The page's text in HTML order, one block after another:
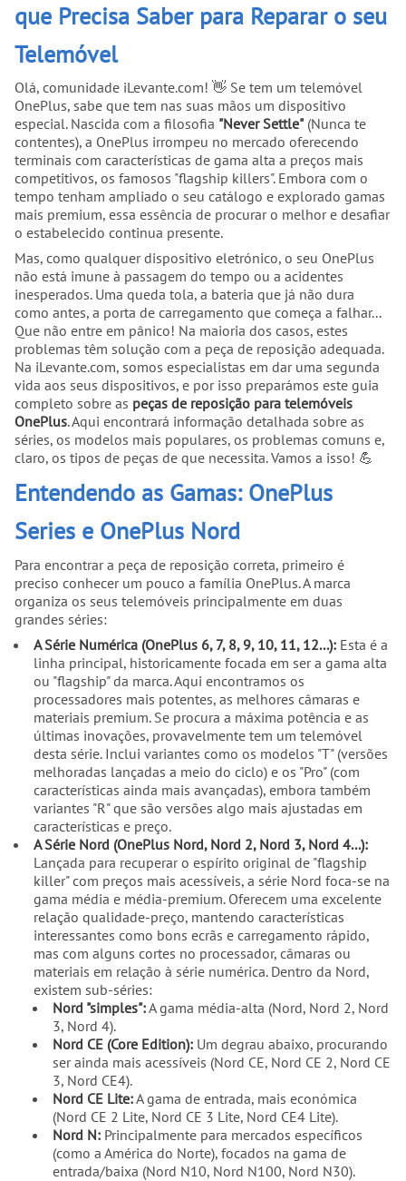
que Precisa Saber para Reparar o seu
Telemóvel
Olá, comunidade iLevante.com! 👋 Se tem um telemóvel
OnePlus, sabe que tem nas suas mãos um dispositivo
especial. Nascida com a filosofia "Never Settle"(Nunca te
contentes), a OnePlus irrompeu no mercado oferecendo
terminais com características de gama alta a preços mais
competitivos, os famosos "flagship killers". Embora com o
tempo tenham ampliado o seu catálogo e explorado gamas
mais premium, essa essência de procurar o melhor e desafiar
o estabelecido continua presente.
Mas, como qualquer dispositivo eletrónico, o seu OnePlus
não está imune à passagem do tempo ou a acidentes
inesperados. Uma queda tola, a bateria que já não dura
como antes, a porta de carregamento que começa a falhar...
Que não entre em pânico! Na maioria dos casos, estes
problemas têm solução com a peça de reposição adequada.
Na iLevante.com, somos especialistas em dar uma segunda
vida aos seus dispositivos, e por isso preparámos este guia
completo sobre as peças de reposição para telemóveis
OnePlus. Aqui encontrará informação detalhada sobre as
séries, os modelos mais populares, os problemas comuns e,
claro, os tipos de peças de que necessita. Vamos a isso! 💪
Entendendo as Gamas: OnePlus
Series e OnePlus Nord
Para encontrar a peça de reposição correta, primeiro é
preciso conhecer um pouco a família OnePlus. A marca
organiza os seus telemóveis principalmente em duas
grandes séries:
A Série Numérica (OnePlus 6, 7, 8, 9, 10, 11, 12...):Esta é a
linha principal, historicamente focada em ser a gama alta
ou "flagship" da marca. Aqui encontramos os
processadores mais potentes, as melhores câmaras e
materiais premium. Se procura a máxima potência e as
últimas inovações, provavelmente tem um telemóvel
desta série. Inclui variantes como os modelos "T" (versões
melhoradas lançadas a meio do ciclo) e os "Pro" (com
características ainda mais avançadas), embora também
variantes "R" que são versões algo mais ajustadas em
características e preço.
A Série Nord (OnePlus Nord, Nord 2, Nord 3, Nord 4...):
Lançada para recuperar o espírito original de "flagship
killer" com preços mais acessíveis, a série Nord foca-se na
gama média e média-premium. Oferecem uma excelente
relação qualidade-preço, mantendo características
interessantes como bons ecrãs e carregamento rápido,
mas com alguns cortes no processador, câmaras ou
materiais em relação à série numérica. Dentro da Nord,
existem sub-séries:
Nord "simples":A gama média-alta (Nord, Nord 2, Nord
3, Nord 4).
Nord CE (Core Edition):Um degrau abaixo, procurando
ser ainda mais acessíveis (Nord CE, Nord CE 2, Nord CE
3, Nord CE4).
Nord CE Lite:A gama de entrada, mais económica
(Nord CE 2 Lite, Nord CE 3 Lite, Nord CE4 Lite).
Nord N:Principalmente para mercados específicos
(como a América do Norte), focados na gama de
entrada/baixa (Nord N10, Nord N100, Nord N30).